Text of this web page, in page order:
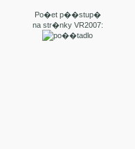
Po�et p��stup�
na str�nky VR2007: